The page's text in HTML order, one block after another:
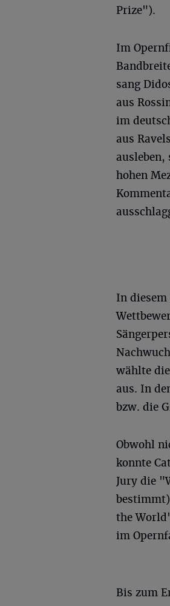
Prize").
Im
sang
aus
im
aus
hohen
In
wählte
aus. In
bzw. die
Obwohl
konnte
Jury die
the
im
Bis zum